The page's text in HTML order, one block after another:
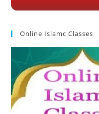
Online Islamc Classes